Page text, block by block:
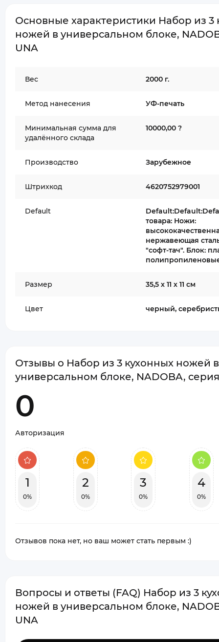
Основные характеристики Набор из 3
ножей в универсальном блоке,
UNA
Вес 2000 г.
Метод нанесения УФ-печать
Минимальная сумма для
удалённого склада
10000,00 ?
Производство Зарубежное
Штрихкод 4620752979001
Default
товара: Ножи:
нержавеющая
"софт-тач". Блок:
Размер 35,5 х 11 х 11 см
Цвет черный,
Отзывы о Набор из 3 кухонных ножей в
универсальном блоке, NADOBA,
0
Авторизация
1
0%
2
0%
3
0%
4
0%
Отзывов пока нет, но ваш может стать первым :)
Вопросы и ответы (FAQ) Набор из 3
ножей в универсальном блоке,
UNA